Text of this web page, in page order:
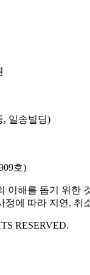
, 일송빌딩)
호)
이해를 돕기 위한
에 따라 지연,
RESERVED.